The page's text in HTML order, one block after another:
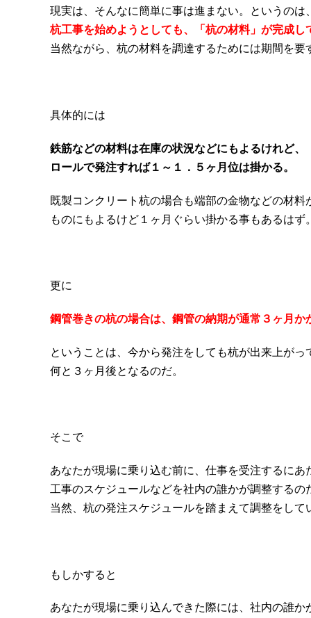
現実は、そんなに簡単に事は進まない。というのは
杭工事を始めようとしても、「杭の材料」が完成し
当然ながら、杭の材料を調達するためには期間を要
具体的には
鉄筋などの材料は在庫の状況などにもよるけれど、
ロールで発注すれば１～１．５ヶ月位は掛かる。
既製コンクリート杭の場合も端部の金物などの材料
ものにもよるけど１ヶ月ぐらい掛かる事もあるはず
更に
鋼管巻きの杭の場合は、鋼管の納期が通常３ヶ月か
ということは、今から発注をしても杭が出来上がっ
何と３ヶ月後となるのだ。
そこで
あなたが現場に乗り込む前に、仕事を受注するにあ
工事のスケジュールなどを社内の誰かが調整するの
当然、杭の発注スケジュールを踏まえて調整をして
もしかすると
あなたが現場に乗り込んできた際には、社内の誰か